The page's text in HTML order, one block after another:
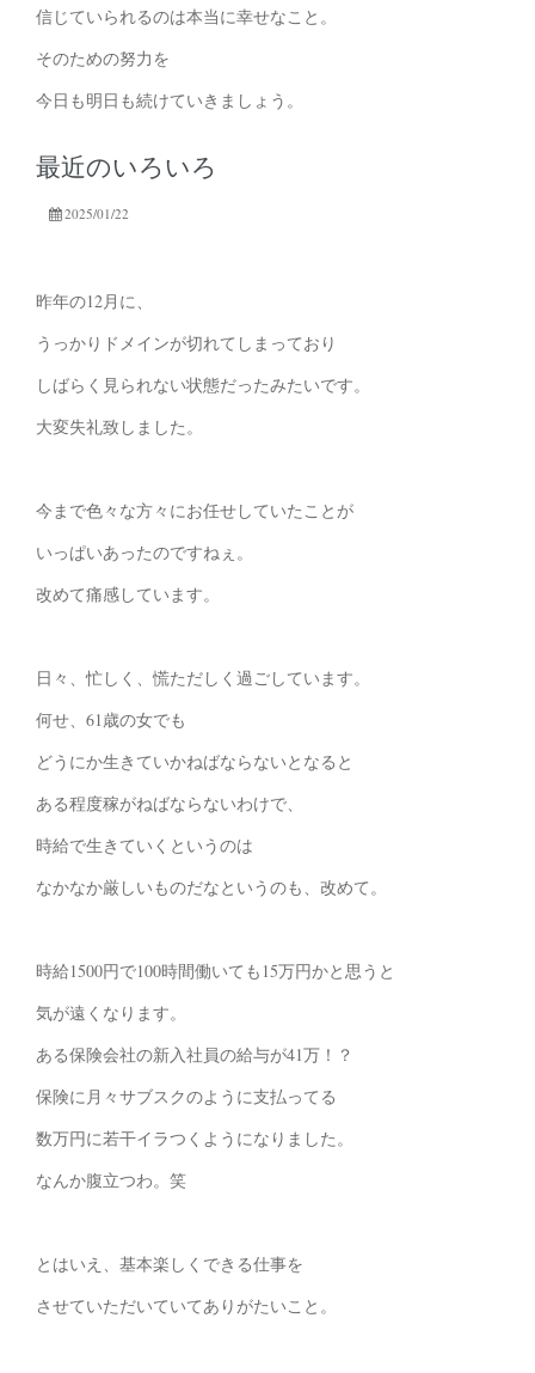
信じていられるのは本当に幸せなこと。
そのための努力を
今日も明日も続けていきましょう。
最近のいろいろ
2025/01/22
昨年の12月に、
うっかりドメインが切れてしまっており
しばらく見られない状態だったみたいです。
大変失礼致しました。
今まで色々な方々にお任せしていたことが
いっぱいあったのですねぇ。
改めて痛感しています。
日々、忙しく、慌ただしく過ごしています。
何せ、61歳の女でも
どうにか生きていかねばならないとなると
ある程度稼がねばならないわけで、
時給で生きていくというのは
なかなか厳しいものだなというのも、改めて。
時給1500円で100時間働いても15万円かと思うと
気が遠くなります。
ある保険会社の新入社員の給与が41万！？
保険に月々サブスクのように支払ってる
数万円に若干イラつくようになりました。
なんか腹立つわ。笑
とはいえ、基本楽しくできる仕事を
させていただいていてありがたいこと。